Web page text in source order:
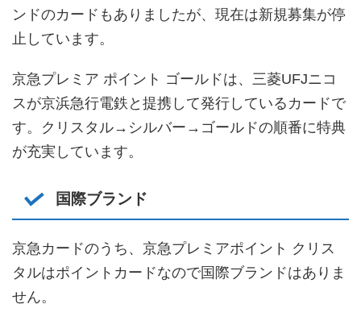
ンドのカードもありましたが、現在は新規募集が停
止しています。
京急プレミア ポイント ゴールドは、三菱UFJニコ
スが京浜急行電鉄と提携して発行しているカードで
す。クリスタル→シルバー→ゴールドの順番に特典
が充実しています。
国際ブランド
京急カードのうち、京急プレミアポイント クリス
タルはポイントカードなので国際ブランドはありま
せん。